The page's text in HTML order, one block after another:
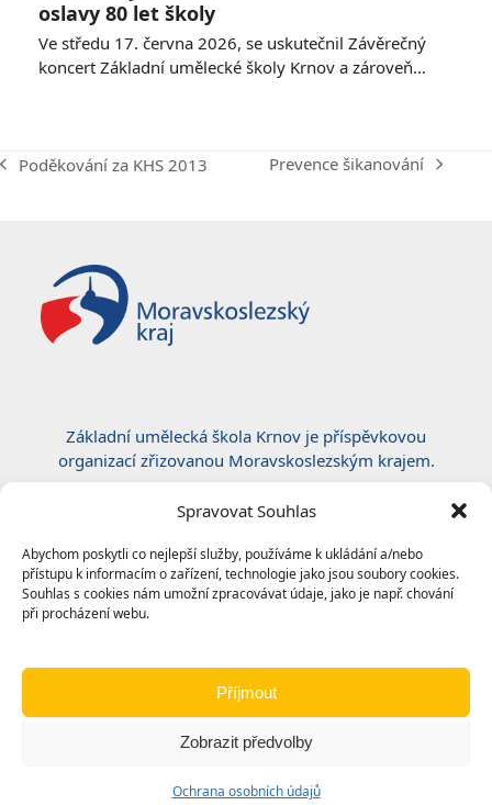
Spravovat Souhlas
Abychom poskytli co nejlepší služby, používáme k ukládání a/nebo
přístupu k informacím o zařízení, technologie jako jsou soubory cookies.
Souhlas s cookies nám umožní zpracovávat údaje, jako je např. chování
při procházení webu.
Příjmout
Zobrazit předvolby
Ochrana osobních údajů
oslavy 80 let školy
Ve středu 17. června 2026, se uskutečnil Závěrečný
koncert Základní umělecké školy Krnov a zároveň…
previous
Poděkování za KHS 2013
next
Prevence šikanování
Základní umělecká škola Krnov je příspěvkovou
organizací zřizovanou Moravskoslezským krajem.
Certifikace ČSN EN ISO 50001:2019
Základní umělecká škola, Krnov